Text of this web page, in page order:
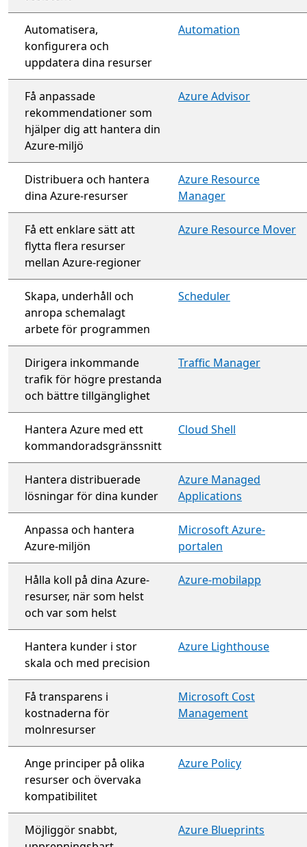
Automatisera,
konfigurera och
uppdatera dina resurser
Automation
Få anpassade
rekommendationer som
hjälper dig att hantera din
Azure-miljö
Azure Advisor
Distribuera och hantera
dina Azure-resurser
Azure Resource
Manager
Få ett enklare sätt att
flytta flera resurser
mellan Azure-regioner
Azure Resource Mover
Skapa, underhåll och
anropa schemalagt
arbete för programmen
Scheduler
Dirigera inkommande
trafik för högre prestanda
och bättre tillgänglighet
Traffic Manager
Hantera Azure med ett
kommandoradsgränssnitt
Cloud Shell
Hantera distribuerade
lösningar för dina kunder
Azure Managed
Applications
Anpassa och hantera
Azure-miljön
Microsoft Azure-
portalen
Hålla koll på dina Azure-
resurser, när som helst
och var som helst
Azure-mobilapp
Hantera kunder i stor
skala och med precision
Azure Lighthouse
Få transparens i
kostnaderna för
molnresurser
Microsoft Cost
Management
Ange principer på olika
resurser och övervaka
kompatibilitet
Azure Policy
Möjliggör snabbt,
Azure Blueprints